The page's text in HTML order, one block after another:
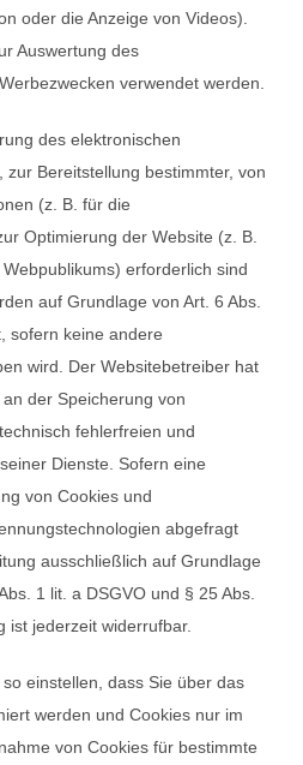
oder die Anzeige von Videos).
Auswertung des
verwendet werden.
des elektronischen
zur Bereitstellung bestimmter, von
(z. B. für die
Optimierung der Website (z. B.
erforderlich sind
auf Grundlage von Art. 6 Abs.
sofern keine andere
wird. Der Websitebetreiber hat
der Speicherung von
fehlerfreien und
Dienste. Sofern eine
von Cookies und
abgefragt
ausschließlich auf Grundlage
1 lit. a DSGVO und § 25 Abs.
ist jederzeit widerrufbar.
einstellen, dass Sie über das
werden und Cookies nur im
von Cookies für bestimmte